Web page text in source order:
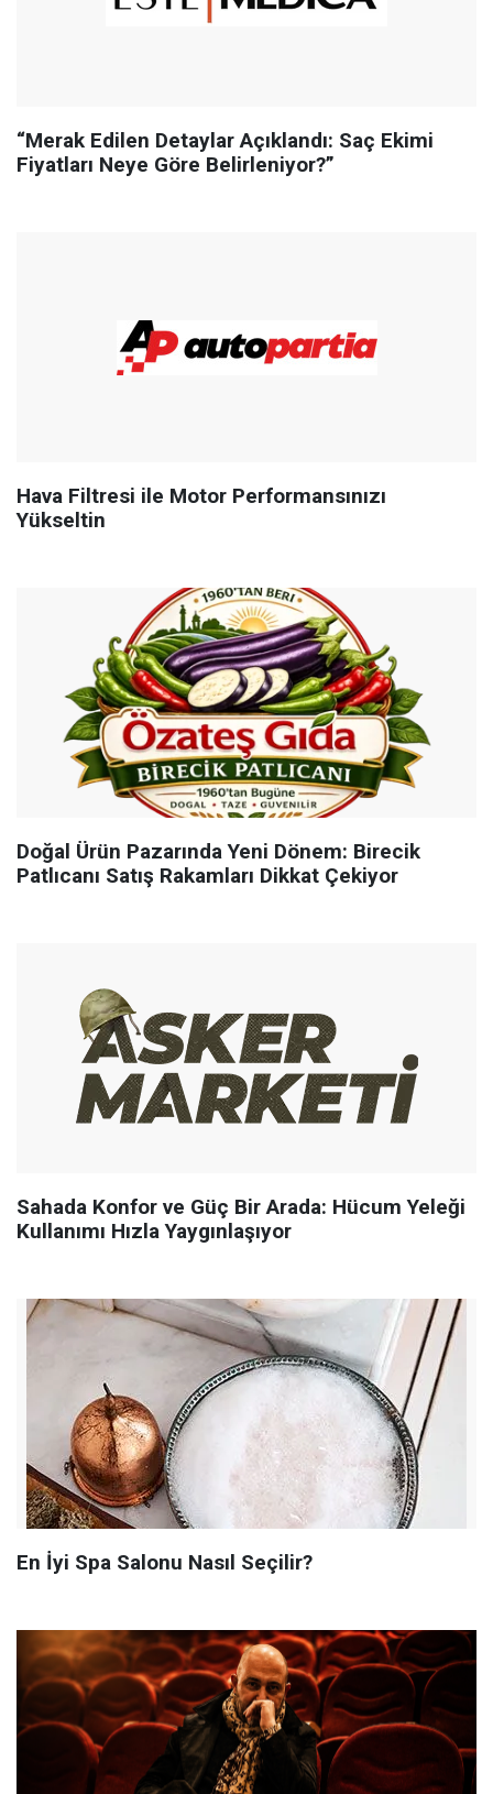
“Merak Edilen Detaylar Açıklandı: Saç Ekimi
Fiyatları Neye Göre Belirleniyor?”
Hava Filtresi ile Motor Performansınızı
Yükseltin
Doğal Ürün Pazarında Yeni Dönem: Birecik
Patlıcanı Satış Rakamları Dikkat Çekiyor
Sahada Konfor ve Güç Bir Arada: Hücum Yeleği
Kullanımı Hızla Yaygınlaşıyor
En İyi Spa Salonu Nasıl Seçilir?